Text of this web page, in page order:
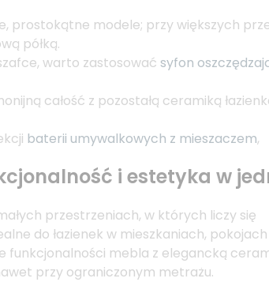
prostokątne modele; przy większych
półką.
warto zastosować syfon
całość z pozostałą ceramiką
baterii umywalkowych z mieszaczem,
i estetyka w
przestrzeniach, w których liczy się
do łazienek w mieszkaniach, pokojach
funkcjonalności mebla z elegancką
przy ograniczonym metrażu.